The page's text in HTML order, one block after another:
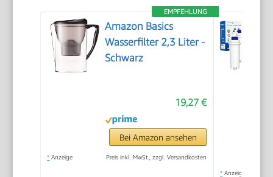
EMPFEHLUNG
Amazon Basics
Wasserfilter 2,3 Liter -
Schwarz
19,27 €
Bei Amazon ansehen
* Anzeige Preis inkl. MwSt., zzgl. Versandkosten
* Anzeige